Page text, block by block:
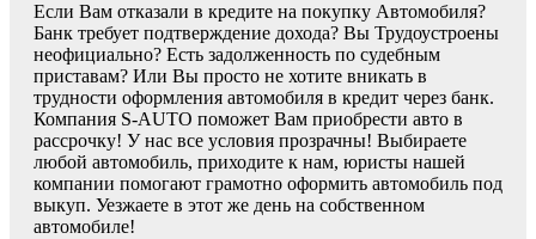
Если Вам отказали в кредите на покупку Автомобиля?
Банк требует подтверждение дохода? Вы Трудоустроены
неофициально? Есть задолженность по судебным
приставам? Или Вы просто не хотите вникать в
трудности оформления автомобиля в кредит через банк.
Компания S-AUTO поможет Вам приобрести авто в
рассрочку! У нас все условия прозрачны! Выбираете
любой автомобиль, приходите к нам, юристы нашей
компании помогают грамотно оформить автомобиль под
выкуп. Уезжаете в этот же день на собственном
автомобиле!